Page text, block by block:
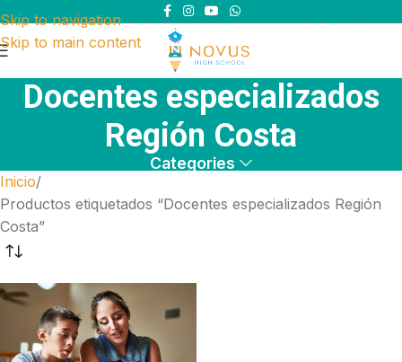
Skip to navigation
Skip to main content
Docentes especializados
Región Costa
Categories
Inicio
Productos etiquetados “Docentes especializados Región
Costa”